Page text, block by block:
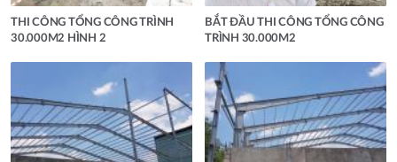
THI CÔNG TỔNG CÔNG TRÌNH
30.000M2 HÌNH 2
BẮT ĐẦU THI CÔNG TỔNG CÔNG
TRÌNH 30.000M2